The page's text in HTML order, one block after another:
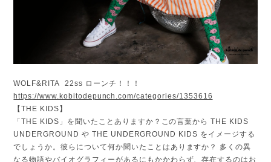
WOLF&RITA 22ss ローンチ！！！
https://www.kobitodepunch.com/categories/1353616
【THE KIDS】
「THE KIDS」を聞いたことありますか？この言葉から THE KIDS
UNDERGROUND や THE UNDERGROUND KIDS をイメージする
でしょうか。彼らについて何か聞いたことはありますか？ 多くの異
なる物語やバイオグラフィーがあるにもかかわらず、存在するのはお